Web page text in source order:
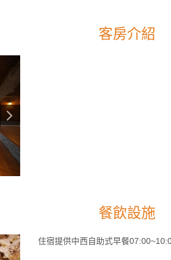
客房介紹
餐飲設施
住宿提供中西自助式早餐